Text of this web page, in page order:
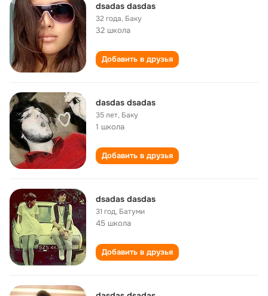
dsadas dasdas
32 года, Баку
32 школа
Добавить в друзья
dasdas dsadas
35 лет, Баку
1 школа
Добавить в друзья
dsadas dasdas
31 год, Батуми
45 школа
Добавить в друзья